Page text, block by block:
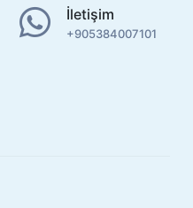
İletişim
+905384007101